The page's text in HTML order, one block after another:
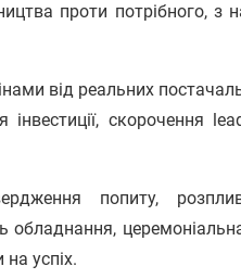
проти потрібного, з
від реальних
скорочення
попиту,
обладнання,
успіх.